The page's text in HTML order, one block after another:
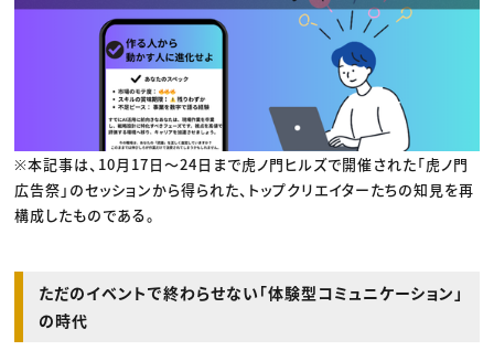
プロフェッショナル×つながる×メディア
※本記事は、10月17日〜24日まで虎ノ門ヒルズで開催された「虎ノ門
広告祭」のセッションから得られた、トップクリエイターたちの知見を再
構成したものである。
ただのイベントで終わらせない「体験型コミュニケーション」
の時代